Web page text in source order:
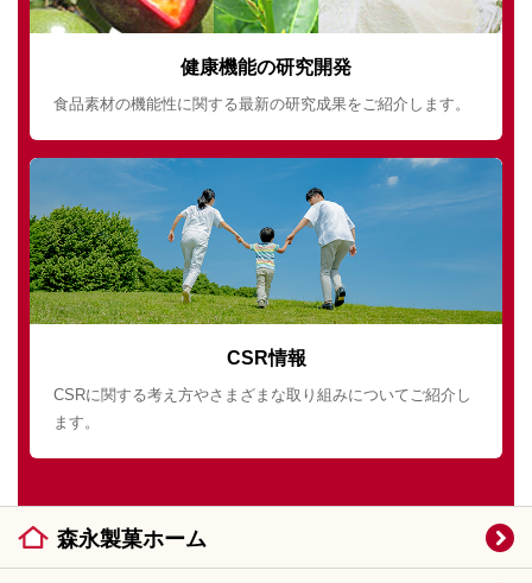
健康機能の研究開発
食品素材の機能性に関する最新の研究成果をご紹介します。
CSR情報
CSRに関する考え方やさまざまな取り組みについてご紹介し
ます。
森永製菓ホーム